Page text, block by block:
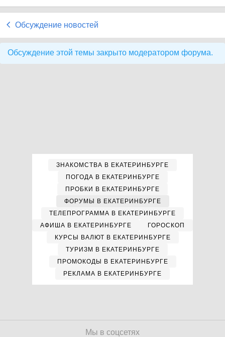
Обсуждение новостей
Обсуждение этой темы закрыто модератором форума.
ЗНАКОМСТВА В ЕКАТЕРИНБУРГЕ
ПОГОДА В ЕКАТЕРИНБУРГЕ
ПРОБКИ В ЕКАТЕРИНБУРГЕ
ФОРУМЫ В ЕКАТЕРИНБУРГЕ
ТЕЛЕПРОГРАММА В ЕКАТЕРИНБУРГЕ
АФИША В ЕКАТЕРИНБУРГЕ
ГОРОСКОП
КУРСЫ ВАЛЮТ В ЕКАТЕРИНБУРГЕ
ТУРИЗМ В ЕКАТЕРИНБУРГЕ
ПРОМОКОДЫ В ЕКАТЕРИНБУРГЕ
РЕКЛАМА В ЕКАТЕРИНБУРГЕ
Мы в соцсетях